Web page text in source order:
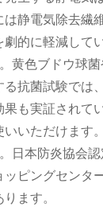
静電気除去繊
的に軽減してい
黄色ブドウ球
抗菌試験では
果も実証されて
いただけます。
日本防炎協会
ピングセンタ
ます。